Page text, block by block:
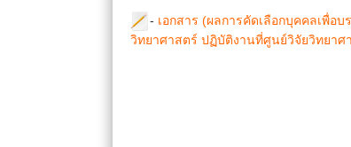
- เอกสาร (ผลการคัดเลือกบุคคลเพื่อ
วิทยาศาสตร์ ปฏิบัติงานที่ศูนย์วิจัยวิทยาศ